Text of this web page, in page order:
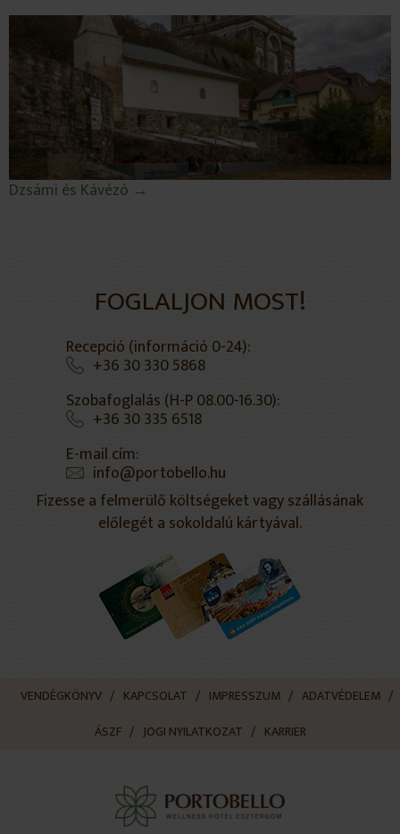
Dzsámi és Kávézó →
FOGLALJON MOST!
Recepció (információ 0-24):
+36 30 330 5868
Szobafoglalás (H-P 08.00-16.30):
+36 30 335 6518
E-mail cím:
info@portobello.hu
Fizesse a felmerülő költségeket vagy szállásának
előlegét a sokoldalú kártyával.
VENDÉGKÖNYV KAPCSOLAT IMPRESSZUM
ADATVÉDELEM
ÁSZF
JOGI NYILATKOZAT KARRIER